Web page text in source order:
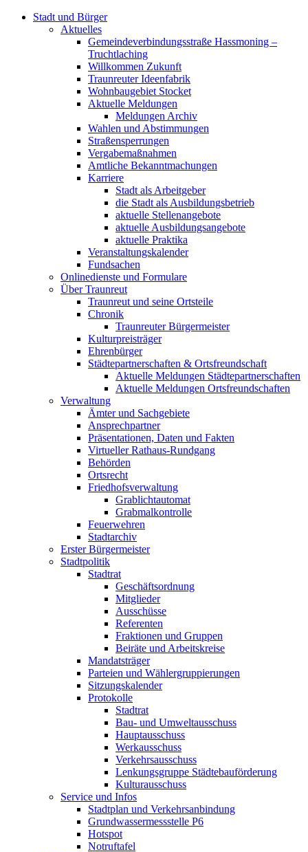
Stadt und Bürger
Aktuelles
Gemeindeverbindungsstraße Hassmoning –
Truchtlaching
Willkommen Zukunft
Traunreuter Ideenfabrik
Wohnbaugebiet Stocket
Aktuelle Meldungen
Meldungen Archiv
Wahlen und Abstimmungen
Straßensperrungen
Vergabemaßnahmen
Amtliche Bekanntmachungen
Karriere
Stadt als Arbeitgeber
die Stadt als Ausbildungsbetrieb
aktuelle Stellenangebote
aktuelle Ausbildungsangebote
aktuelle Praktika
Veranstaltungskalender
Fundsachen
Onlinedienste und Formulare
Über Traunreut
Traunreut und seine Ortsteile
Chronik
Traunreuter Bürgermeister
Kulturpreisträger
Ehrenbürger
Städtepartnerschaften & Ortsfreundschaft
Aktuelle Meldungen Städtepartnerschaften
Aktuelle Meldungen Ortsfreundschaften
Verwaltung
Ämter und Sachgebiete
Ansprechpartner
Präsentationen, Daten und Fakten
Virtueller Rathaus-Rundgang
Behörden
Ortsrecht
Friedhofsverwaltung
Grablichtautomat
Grabmalkontrolle
Feuerwehren
Stadtarchiv
Erster Bürgermeister
Stadtpolitik
Stadtrat
Geschäftsordnung
Mitglieder
Ausschüsse
Referenten
Fraktionen und Gruppen
Beiräte und Arbeitskreise
Mandatsträger
Parteien und Wählergruppierungen
Sitzungskalender
Protokolle
Stadtrat
Bau- und Umweltausschuss
Hauptausschuss
Werkausschuss
Verkehrsausschuss
Lenkungsgruppe Städtebauförderung
Kulturausschuss
Service und Infos
Stadtplan und Verkehrsanbindung
Grundwassermessstelle P6
Hotspot
Notruftafel